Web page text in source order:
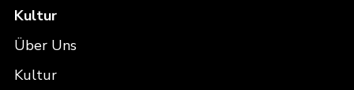
Kultur
Über Uns
Kultur